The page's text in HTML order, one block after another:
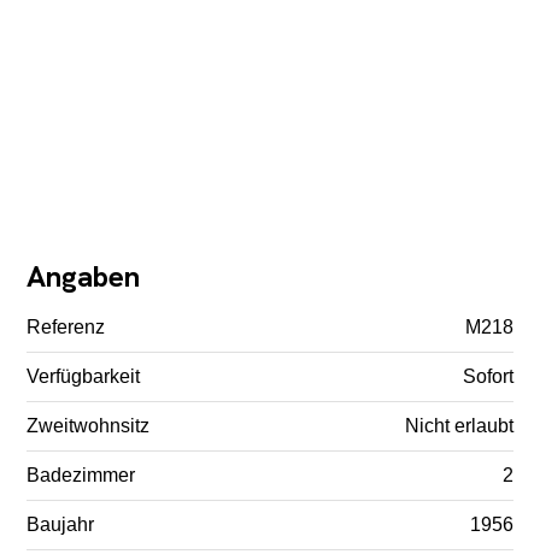
Angaben
Referenz M218
Verfügbarkeit Sofort
Zweitwohnsitz Nicht erlaubt
Badezimmer 2
Baujahr 1956